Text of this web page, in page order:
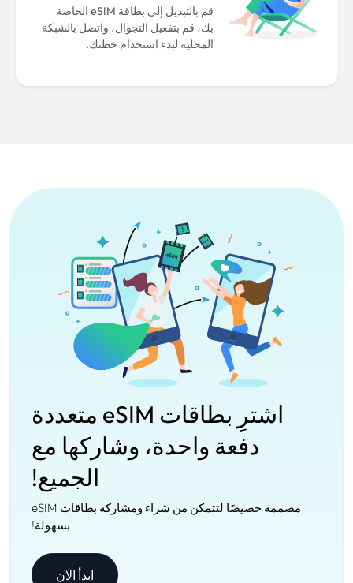
قم بالتبديل إلى بطاقة eSIM الخاصة
بك، قم بتفعيل التجوال، واتصل بالشبكة
المحلية لبدء استخدام خطتك.
اشترِ بطاقات eSIM متعددة
دفعة واحدة، وشاركها مع
الجميع!
مصممة خصيصًا لتتمكن من شراء ومشاركة بطاقات eSIM
بسهولة!
ابدأ الآن